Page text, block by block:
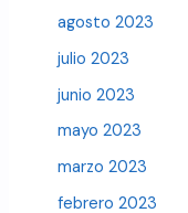
agosto 2023
julio 2023
junio 2023
mayo 2023
marzo 2023
febrero 2023